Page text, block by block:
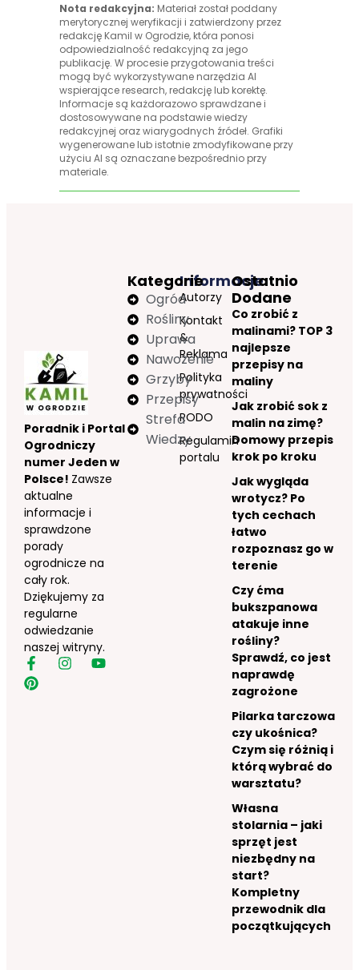
Nota redakcyjna: Materiał został poddany
merytorycznej weryfikacji i zatwierdzony przez
redakcję Kamil w Ogrodzie, która ponosi
odpowiedzialność redakcyjną za jego
publikację. W procesie przygotowania treści
mogą być wykorzystywane narzędzia AI
wspierające research, redakcję lub korektę.
Informacje są każdorazowo sprawdzane i
dostosowywane na podstawie wiedzy
redakcyjnej oraz wiarygodnych źródeł. Grafiki
wygenerowane lub istotnie zmodyfikowane przy
użyciu AI są oznaczane bezpośrednio przy
materiale.
Poradnik i Portal
Ogrodniczy
numer Jeden w
Polsce! Zawsze
aktualne
informacje i
sprawdzone
porady
ogrodnicze na
cały rok.
Dziękujemy za
regularne
odwiedzanie
naszej witryny.
Informacje
Autorzy
Kontakt
&
Reklama
Polityka
prywatności
RODO
Regulamin
portalu
Kategorie
Ogród
Rośliny
Uprawa
Nawożenie
Grzyby
Przepisy
Strefa
Wiedzy
Ostatnio
Dodane
Co zrobić z
malinami? TOP 3
najlepsze
przepisy na
maliny
Jak zrobić sok z
malin na zimę?
Domowy przepis
krok po kroku
Jak wygląda
wrotycz? Po
tych cechach
łatwo
rozpoznasz go w
terenie
Czy ćma
bukszpanowa
atakuje inne
rośliny?
Sprawdź, co jest
naprawdę
zagrożone
Pilarka tarczowa
czy ukośnica?
Czym się różnią i
którą wybrać do
warsztatu?
Własna
stolarnia – jaki
sprzęt jest
niezbędny na
start?
Kompletny
przewodnik dla
początkujących